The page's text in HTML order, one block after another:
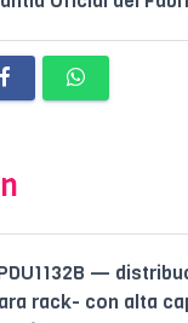
—
rack- con alta